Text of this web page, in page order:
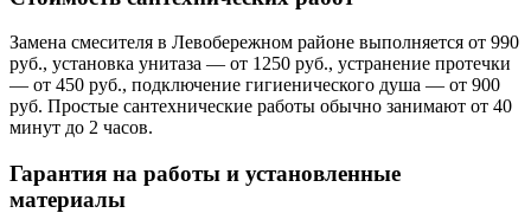
Замена смесителя в Левобережном районе выполняется от 990
руб., установка унитаза — от 1250 руб., устранение протечки
— от 450 руб., подключение гигиенического душа — от 900
руб. Простые сантехнические работы обычно занимают от 40
минут до 2 часов.
Гарантия на работы и установленные
материалы